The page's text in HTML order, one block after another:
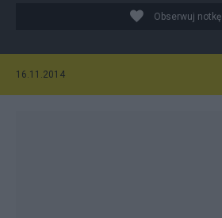
Obserwuj notkę
16.11.2014